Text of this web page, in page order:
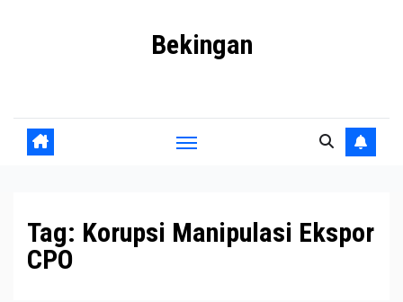
Bekingan
Tag: Korupsi Manipulasi Ekspor
CPO